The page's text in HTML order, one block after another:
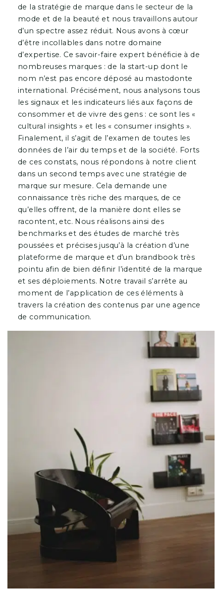
de la stratégie de marque dans le secteur de la
mode et de la beauté et nous travaillons autour
d’un spectre assez réduit. Nous avons à cœur
d’être incollables dans notre domaine
d’expertise. Ce savoir-faire expert bénéficie à de
nombreuses marques : de la start-up dont le
nom n’est pas encore déposé au mastodonte
international. Précisément, nous analysons tous
les signaux et les indicateurs liés aux façons de
consommer et de vivre des gens : ce sont les «
cultural insights » et les « consumer insights ».
Finalement, il s’agit de l’examen de toutes les
données de l’air du temps et de la société. Forts
de ces constats, nous répondons à notre client
dans un second temps avec une stratégie de
marque sur mesure. Cela demande une
connaissance très riche des marques, de ce
qu’elles offrent, de la manière dont elles se
racontent, etc. Nous réalisons ainsi des
benchmarks et des études de marché très
poussées et précises jusqu’à la création d’une
plateforme de marque et d’un brandbook très
pointu afin de bien définir l’identité de la marque
et ses déploiements. Notre travail s’arrête au
moment de l’application de ces éléments à
travers la création des contenus par une agence
de communication.